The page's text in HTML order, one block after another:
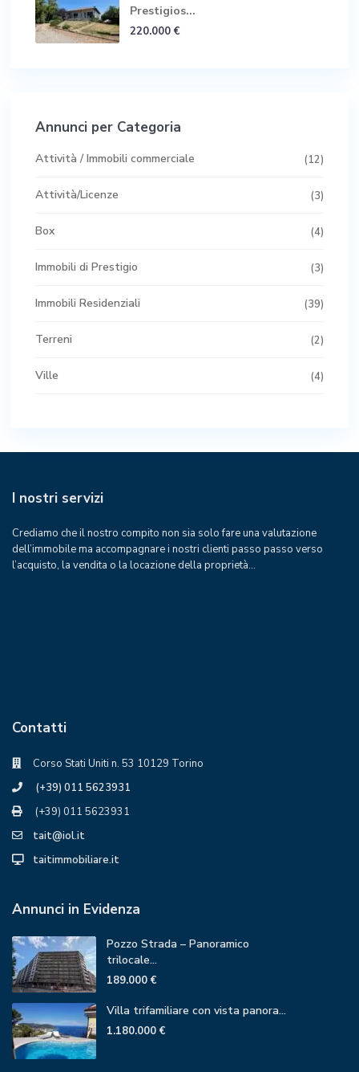
Prestigios...
220.000 €
Annunci per Categoria
Attività / Immobili commerciale (12)
Attività/Licenze (3)
Box (4)
Immobili di Prestigio (3)
Immobili Residenziali (39)
Terreni (2)
Ville (4)
I nostri servizi
Crediamo che il nostro compito non sia solo fare una valutazione
dell’immobile ma accompagnare i nostri clienti passo passo verso
l’acquisto, la vendita o la locazione della proprietà…
Contatti
Corso Stati Uniti n. 53 10129 Torino
(+39) 011 5623931
(+39) 011 5623931
tait@iol.it
taitimmobiliare.it
Annunci in Evidenza
Pozzo Strada – Panoramico
trilocale...
189.000 €
Villa trifamiliare con vista panora...
1.180.000 €